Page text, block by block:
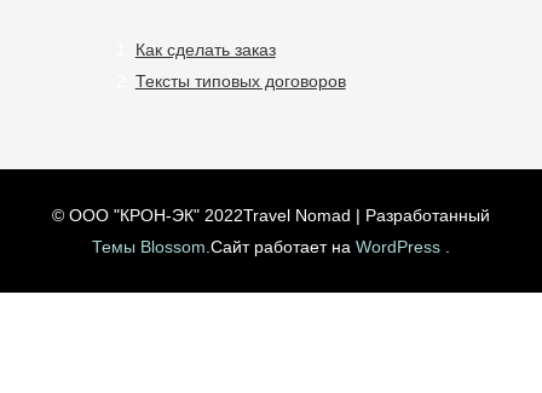
Как сделать заказ
Тексты типовых договоров
© ООО "КРОН-ЭК" 2022Travel Nomad | Разработанный
Темы Blossom .Сайт работает на WordPress